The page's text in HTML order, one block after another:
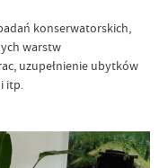
konserwatorskich,
warstw
uzupełnienie ubytków
itp.